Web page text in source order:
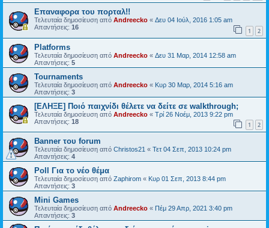
Επαναφορα του πορταλ!!
Τελευταία δημοσίευση από Andreecko « Δευ 04 Ιούλ, 2016 1:05 am
Απαντήσεις: 16 1 2
Platforms
Τελευταία δημοσίευση από Andreecko « Δευ 31 Μαρ, 2014 12:58 am
Απαντήσεις: 5
Tournaments
Τελευταία δημοσίευση από Andreecko « Κυρ 30 Μαρ, 2014 5:16 am
Απαντήσεις: 3
[ΕΛΗΞΕ] Ποιό παιχνίδι θέλετε να δείτε σε walkthrough;
Τελευταία δημοσίευση από Andreecko « Τρί 26 Νοέμ, 2013 9:22 pm
Απαντήσεις: 18 1 2
Banner του forum
Τελευταία δημοσίευση από Christos21 « Τετ 04 Σεπ, 2013 10:24 pm
Απαντήσεις: 4
Poll Για το νέο θέμα
Τελευταία δημοσίευση από Zaphirom « Κυρ 01 Σεπ, 2013 8:44 pm
Απαντήσεις: 3
Mini Games
Τελευταία δημοσίευση από Andreecko « Πέμ 29 Απρ, 2021 3:40 pm
Απαντήσεις: 3